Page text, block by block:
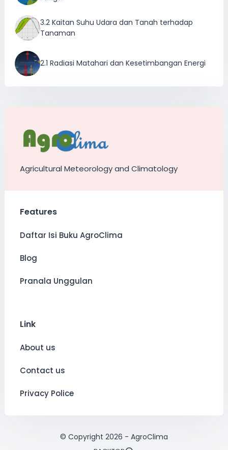
3.2 Kaitan Suhu Udara dan Tanah terhadap
Tanaman
2.1 Radiasi Matahari dan Kesetimbangan Energi
Agricultural Meteorology and Climatology
Features
Daftar Isi Buku AgroClima
Blog
Pranala Unggulan
Link
About us
Contact us
Privacy Police
© Copyright 2026 - AgroClima